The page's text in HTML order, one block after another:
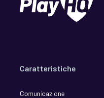
Caratteristiche
Comunicazione